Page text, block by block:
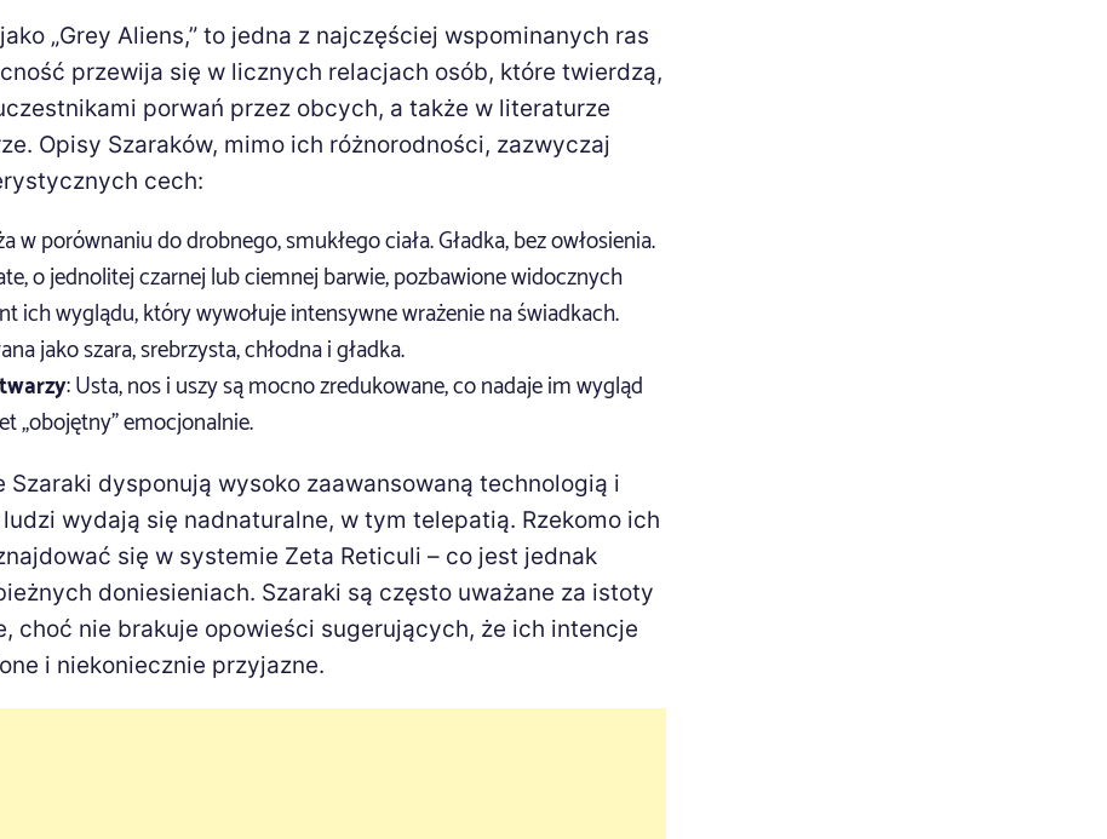
„Grey Aliens,” to jedna z najczęściej wspominanych ras
przewija się w licznych relacjach osób, które twierdzą,
porwań przez obcych, a także w literaturze
Opisy Szaraków, mimo ich różnorodności, zazwyczaj
cech:
w porównaniu do drobnego, smukłego ciała. Gładka, bez owłosienia.
o jednolitej czarnej lub ciemnej barwie, pozbawione widocznych
ich wyglądu, który wywołuje intensywne wrażenie na świadkach.
jako szara, srebrzysta, chłodna i gładka.
: Usta, nos i uszy są mocno zredukowane, co nadaje im wygląd
„obojętny” emocjonalnie.
Szaraki dysponują wysoko zaawansowaną technologią i
wydają się nadnaturalne, w tym telepatią. Rzekomo ich
się w systemie Zeta Reticuli – co jest jednak
doniesieniach. Szaraki są często uważane za istoty
choć nie brakuje opowieści sugerujących, że ich intencje
i niekoniecznie przyjazne.